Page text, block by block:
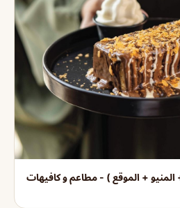
+ المنيو + الموقع ) - مطاعم و كافيهات